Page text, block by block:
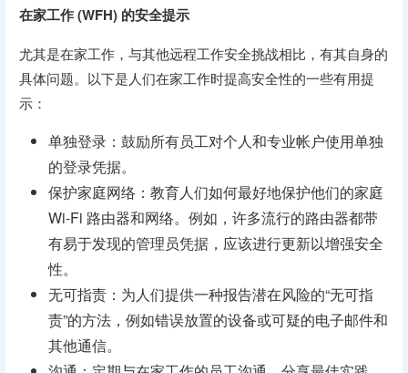
在家工作 (WFH) 的安全提示
尤其是在家工作，与其他远程工作安全挑战相比，有其自身的
具体问题。以下是人们在家工作时提高安全性的一些有用提
示：
单独登录：鼓励所有员工对个人和专业帐户使用单独
的登录凭据。
保护家庭网络：教育人们如何最好地保护他们的家庭
Wi-Fi 路由器和网络。例如，许多流行的路由器都带
有易于发现的管理员凭据，应该进行更新以增强安全
性。
无可指责：为人们提供一种报告潜在风险的“无可指
责”的方法，例如错误放置的设备或可疑的电子邮件和
其他通信。